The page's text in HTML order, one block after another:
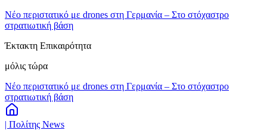
Νέο περιστατικό με drones στη Γερμανία – Στο στόχαστρο
στρατιωτική βάση
Έκτακτη Επικαιρότητα
μόλις τώρα
Νέο περιστατικό με drones στη Γερμανία – Στο στόχαστρο
στρατιωτική βάση
| Πολίτης News